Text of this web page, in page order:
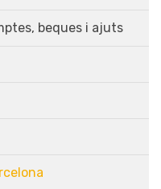
beques i ajuts